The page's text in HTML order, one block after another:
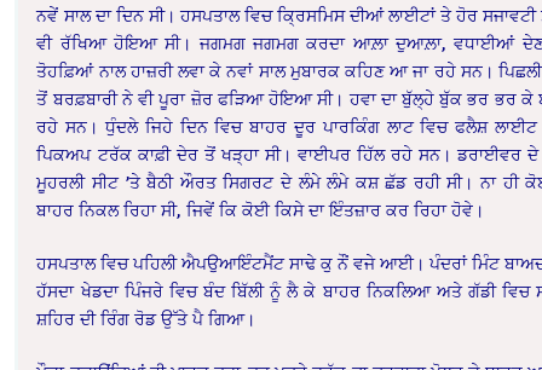
ਨਵੇਂ ਸਾਲ ਦਾ ਦਿਨ ਸੀ। ਹਸਪਤਾਲ ਵਿਚ ਕ੍ਰਿਸਮਿਸ ਦੀਆਂ ਲਾਈਟਾਂ ਤੇ ਹੋਰ
ਵੀ ਰੱਖਿਆ ਹੋਇਆ ਸੀ। ਜਗਮਗ ਜਗਮਗ ਕਰਦਾ ਆਲ਼ਾ ਦੁਆਲ਼ਾ, ਵਧਾਈਆਂ
ਤੋਹਫ਼ਿਆਂ ਨਾਲ ਹਾਜ਼ਰੀ ਲਵਾ ਕੇ ਨਵਾਂ ਸਾਲ ਮੁਬਾਰਕ ਕਹਿਣ ਆ ਜਾ ਰਹੇ ਸਨ।
ਤੋਂ ਬਰਫ਼ਬਾਰੀ ਨੇ ਵੀ ਪੂਰਾ ਜ਼ੋਰ ਫੜਿਆ ਹੋਇਆ ਸੀ। ਹਵਾ ਦਾ ਬੁੱਲ੍ਹੇ ਬੁੱਕ ਭਰ ਭਰ ਕੇ
ਰਹੇ ਸਨ। ਧੁੰਦਲੇ ਜਿਹੇ ਦਿਨ ਵਿਚ ਬਾਹਰ ਦੂਰ ਪਾਰਕਿੰਗ ਲਾਟ ਵਿਚ ਫਲੈਸ਼
ਪਿਕਅਪ ਟਰੱਕ ਕਾਫ਼ੀ ਦੇਰ ਤੋਂ ਖੜ੍ਹਾ ਸੀ। ਵਾਈਪਰ ਹਿੱਲ ਰਹੇ ਸਨ। ਡਰਾਈਵਰ ਦੇ
ਮੂਹਰਲੀ ਸੀਟ ’ਤੇ ਬੈਠੀ ਔਰਤ ਸਿਗਰਟ ਦੇ ਲੰਮੇ ਲੰਮੇ ਕਸ਼ ਛੱਡ ਰਹੀ ਸੀ। ਨਾ ਹੀ
ਬਾਹਰ ਨਿਕਲ ਰਿਹਾ ਸੀ, ਜਿਵੇਂ ਕਿ ਕੋਈ ਕਿਸੇ ਦਾ ਇੰਤਜ਼ਾਰ ਕਰ ਰਿਹਾ ਹੋਵੇ।
ਹਸਪਤਾਲ ਵਿਚ ਪਹਿਲੀ ਐਪਉਆਇੰਟਮੈਂਟ ਸਾਢੇ ਕੁ ਨੌਂ ਵਜੇ ਆਈ। ਪੰਦਰਾਂ ਮਿੰਟ
ਹੱਸਦਾ ਖੇਡਦਾ ਪਿੰਜਰੇ ਵਿਚ ਬੰਦ ਬਿੱਲੀ ਨੂੰ ਲੈ ਕੇ ਬਾਹਰ ਨਿਕਲਿਆ ਅਤੇ ਗੱਡੀ ਵਿਚ
ਸ਼ਹਿਰ ਦੀ ਰਿੰਗ ਰੋਡ ਉੱਤੇ ਪੈ ਗਿਆ।